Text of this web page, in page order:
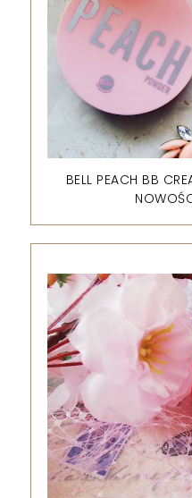
BELL PEACH BB